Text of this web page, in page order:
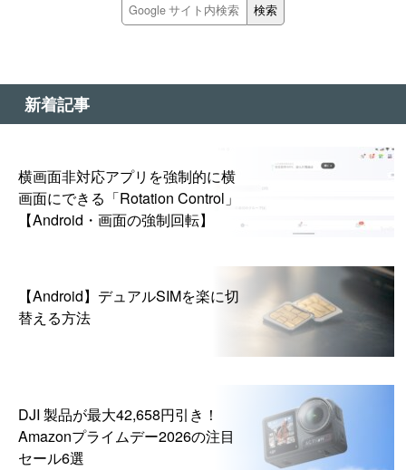
新着記事
横画面非対応アプリを強制的に横
画面にできる「Rotation Control」
【Android・画面の強制回転】
【Android】デュアルSIMを楽に切
替える方法
DJI 製品が最大42,658円引き！
Amazonプライムデー2026の注目
セール6選